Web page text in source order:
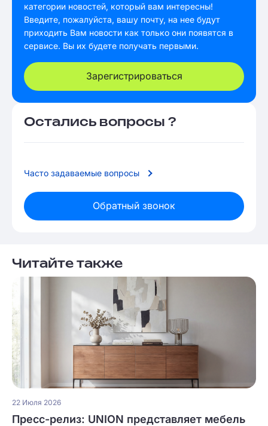
категории новостей, который вам интересны!
Введите, пожалуйста, вашу почту, на нее будут
приходить Вам новости как только они появятся в
сервисе. Вы их будете получать первыми.
Зарегистрироваться
Остались вопросы ?
Часто задаваемые вопросы
Обратный звонок
Читайте также
22 Июля 2026
Пресс-релиз: UNION представляет мебель